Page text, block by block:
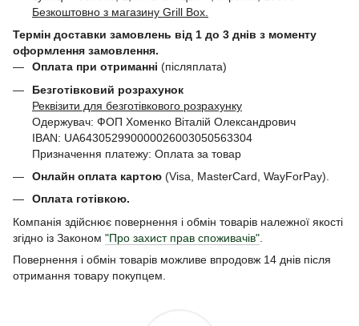
Безкоштовно з магазину Grill Box.
Термін доставки замовлень від 1 до 3 днів з моменту
оформлення замовлення.
Оплата при отриманні (післяплата)
Безготівковий розрахунок
Реквізити для безготівкового розрахунку
Одержувач: ФОП Хоменко Віталій Олександрович
IBAN: UA643052990000026003050563304
Призначення платежу: Оплата за товар
Онлайн оплата картою (Visa, MasterCard, WayForPay).
Оплата готівкою.
Компанія здійснює повернення і обмін товарів належної якості
згідно із Законом "Про захист прав споживачів"
Повернення і обмін товарів можливе впродовж 14 днів після
отримання товару покупцем.